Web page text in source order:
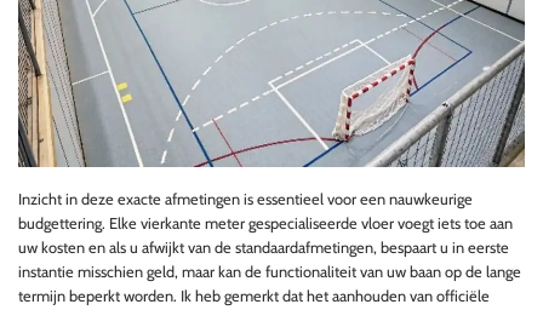
Inzicht in deze exacte afmetingen is essentieel voor een nauwkeurige
budgettering. Elke vierkante meter gespecialiseerde vloer voegt iets toe aan
uw kosten en als u afwijkt van de standaardafmetingen, bespaart u in eerste
instantie misschien geld, maar kan de functionaliteit van uw baan op de lange
termijn beperkt worden. Ik heb gemerkt dat het aanhouden van officiële